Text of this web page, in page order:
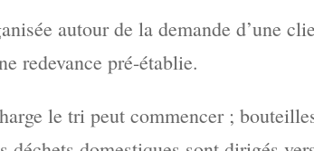
autour de la demande d’une
redevance pré-établie.
le tri peut commencer ;